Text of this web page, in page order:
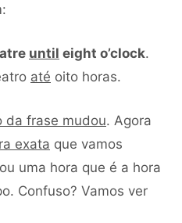
until eight o’clock.
até oito horas.
da frase mudou. Agora
exata que vamos
uma hora que é a hora
Confuso? Vamos ver